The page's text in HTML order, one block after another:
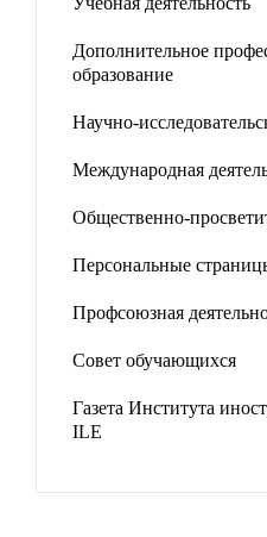
Дополнительное
образование
Научно-
Международная
Общественно-
Персональные
Профсоюзная
Совет обучающихся
Газета Института
ILE